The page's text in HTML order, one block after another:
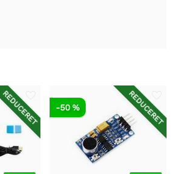
REDUCERET REDUCERET
-50 %